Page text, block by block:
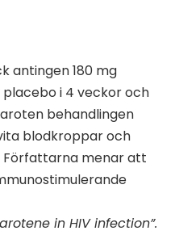
antingen 180 mg
i 4 veckor och
behandlingen
blodkroppar och
Författarna menar att
in HIV infection”.